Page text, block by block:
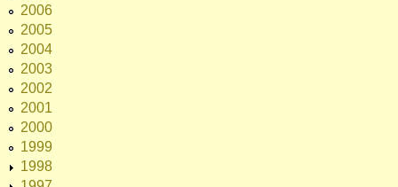
2006
2005
2004
2003
2002
2001
2000
1999
1998